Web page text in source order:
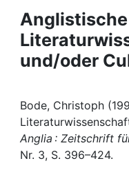
Projects
People
Awards
My FIS
Anglistische
und/oder
Bode, Christoph
Anglia : Zeitschrift
Nr. 3, S. 396–424.